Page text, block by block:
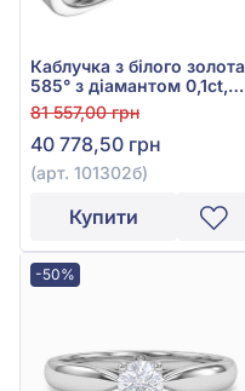
Каблучка з білого золота
585° з діамантом 0,1ct,
арт. 101302б
81 557,00 грн
40 778,50 грн
(арт. 101302б)
Купити
-50%